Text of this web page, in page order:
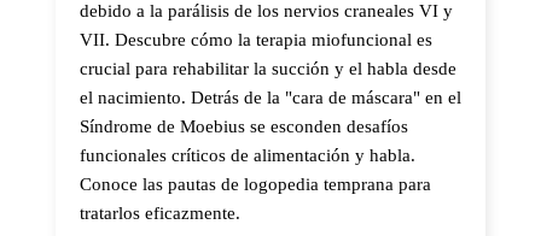
debido a la parálisis de los nervios craneales VI y
VII. Descubre cómo la terapia miofuncional es
crucial para rehabilitar la succión y el habla desde
el nacimiento. Detrás de la "cara de máscara" en el
Síndrome de Moebius se esconden desafíos
funcionales críticos de alimentación y habla.
Conoce las pautas de logopedia temprana para
tratarlos eficazmente.